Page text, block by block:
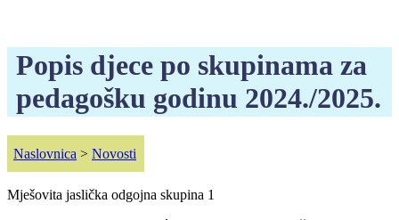
Popis djece po skupinama za
pedagošku godinu 2024./2025.
Naslovnica > Novosti
Mješovita jaslička odgojna skupina 1